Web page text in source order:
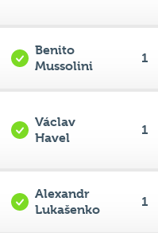
Benito
Mussolini
1
Václav
Havel
1
Alexandr
Lukašenko
1